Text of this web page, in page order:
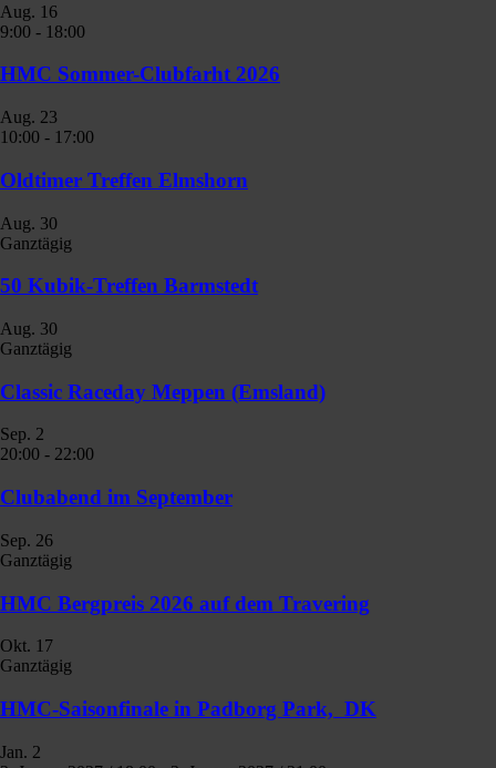
Aug. 16
9:00 - 18:00
HMC Sommer-Clubfarht 2026
Aug. 23
10:00 - 17:00
Oldtimer Treffen Elmshorn
Aug. 30
Ganztägig
50 Kubik-Treffen Barmstedt
Aug. 30
Ganztägig
Classic Raceday Meppen (Emsland)
Sep. 2
20:00 - 22:00
Clubabend im September
Sep. 26
Ganztägig
HMC Bergpreis 2026 auf dem Travering
Okt. 17
Ganztägig
HMC-Saisonfinale in Padborg Park, DK
Jan. 2